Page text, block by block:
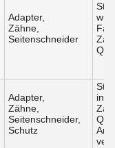
Adapter,
Zähne,
Seitenschneider
wie
Adapter,
Zähne,
Seitenschneider,
Schutz